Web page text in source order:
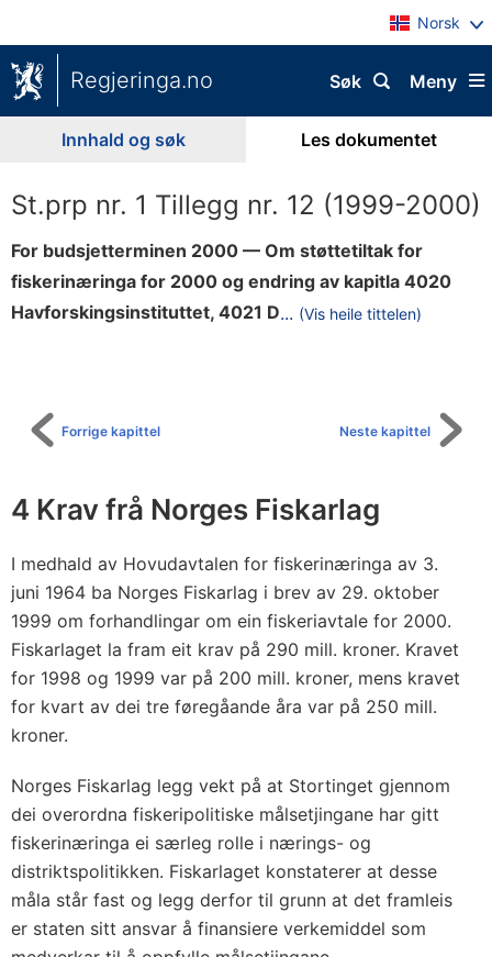
Norsk
Regjeringa.no Meny
Søk
Innhald og søk Les dokumentet
St.prp nr. 1 Tillegg nr. 12 (1999-2000)
For budsjetterminen 2000 — Om støttetiltak for
fiskerinæringa for 2000 og endring av kapitla 4020
Havforskingsinstituttet, 4021 D... (Vis heile tittelen)
a
r
s
k
i
n
g
a
t
ø
y
Neste kapittel
Forrige kapittel
4 Krav frå Norges Fiskarlag
I medhald av Hovudavtalen for fiskerinæringa av 3.
juni 1964 ba Norges Fiskarlag i brev av 29. oktober
1999 om forhandlingar om ein fiskeriavtale for 2000.
Fiskarlaget la fram eit krav på 290 mill. kroner. Kravet
for 1998 og 1999 var på 200 mill. kroner, mens kravet
for kvart av dei tre føregåande åra var på 250 mill.
kroner.
Norges Fiskarlag legg vekt på at Stortinget gjennom
dei overordna fiskeripolitiske målsetjingane har gitt
fiskerinæringa ei særleg rolle i nærings- og
distriktspolitikken. Fiskarlaget konstaterer at desse
måla står fast og legg derfor til grunn at det framleis
er staten sitt ansvar å finansiere verkemiddel som